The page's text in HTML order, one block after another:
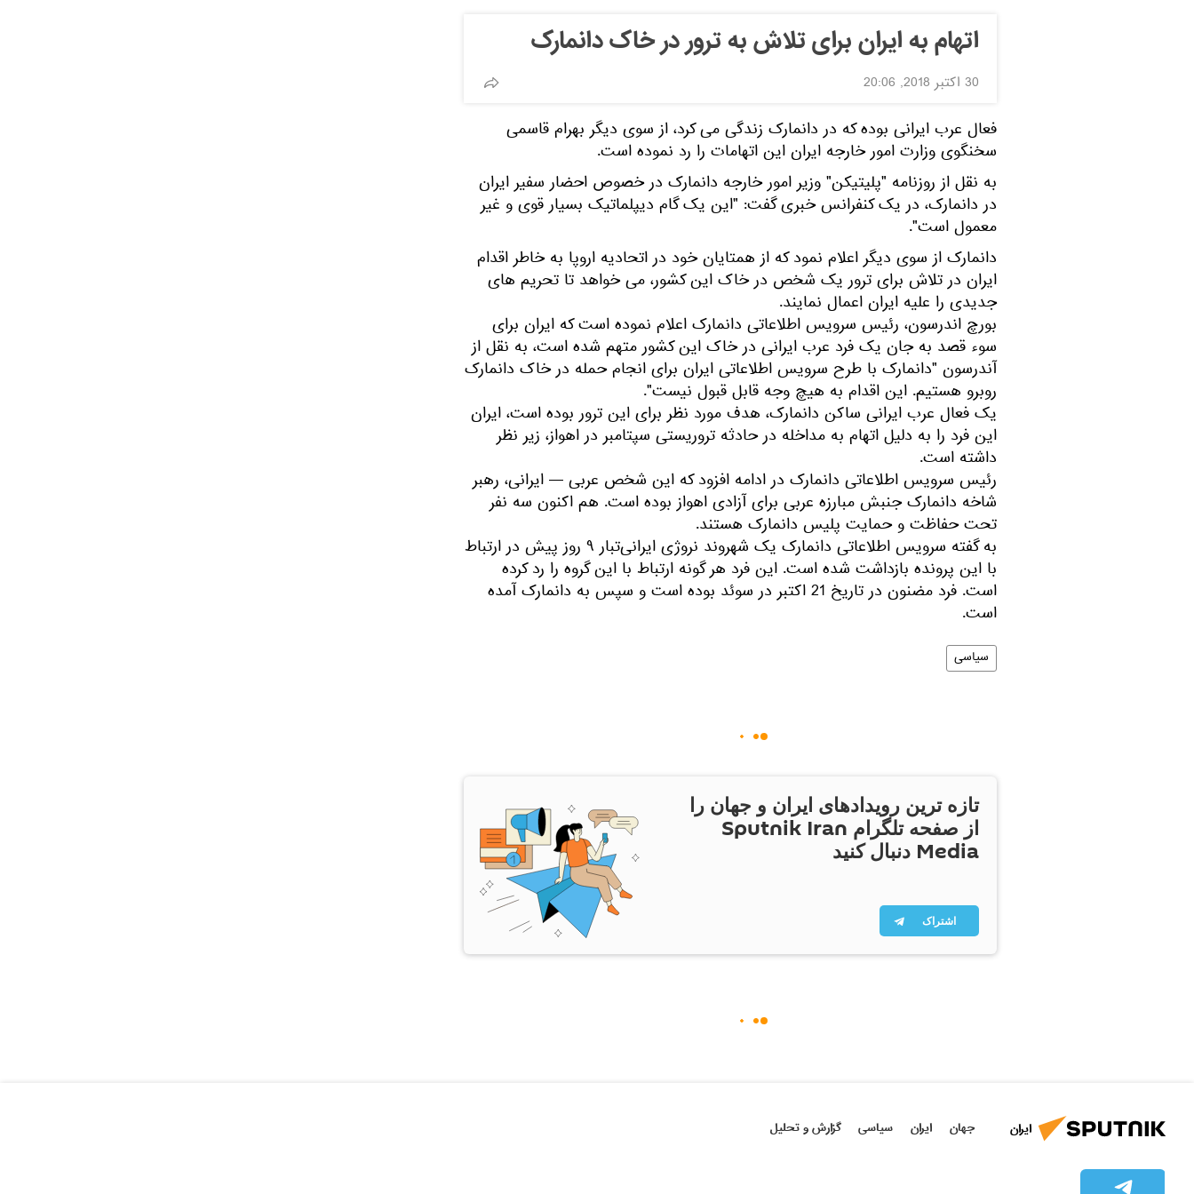
اتهام به ایران برای تلاش به ترور در خاک دانمارک
30 اکتبر 2018, 20:06
فعال عرب ایرانی بوده که در دانمارک زندگی می کرد، از سوی دیگر بهرام قاسمی
سخنگوی وزارت امور خارجه ایران این اتهامات را رد نموده است.
به نقل از روزنامه "پلیتیکن" وزیر امور خارجه دانمارک در خصوص احضار سفیر ایران
در دانمارک، در یک کنفرانس خبری گفت: "این یک گام دیپلماتیک بسیار قوی و غیر
معمول است".
دانمارک از سوی دیگر اعلام نمود که از همتایان خود در اتحادیه اروپا به خاطر اقدام
ایران در تلاش برای ترور یک شخص در خاک این کشور، می خواهد تا تحریم های
جدیدی را علیه ایران اعمال نمایند.
بورچ اندرسون، رئیس سرویس اطلاعاتی دانمارک اعلام نموده است که ایران برای
سوء قصد به جان یک فرد عرب ایرانی در خاک این کشور متهم شده است، به نقل از
آندرسون "دانمارک با طرح سرویس اطلاعاتی ایران برای انجام حمله در خاک دانمارک
روبرو هستیم. این اقدام به هیچ وجه قابل قبول نیست".
یک فعال عرب ایرانی ساکن دانمارک، هدف مورد نظر برای این ترور بوده است، ایران
این فرد را به دلیل اتهام به مداخله در حادثه تروریستی سپتامبر در اهواز، زیر نظر
داشته است.
رئیس سرویس اطلاعاتی دانمارک در ادامه افزود که این شخص عربی — ایرانی، رهبر
شاخه دانمارک جنبش مبارزه عربی برای آزادی اهواز بوده است. هم اکنون سه نفر
تحت حفاظت و حمایت پلیس دانمارک هستند.
به گفته سرویس اطلاعاتی دانمارک یک شهروند نروژی ایرانی‌تبار ۹ روز پیش در ارتباط
با این پرونده بازداشت شده است. این فرد هر گونه ارتباط با این گروه را رد کرده
است. فرد مضنون در تاریخ 21 اکتبر در سوئد بوده است و سپس به دانمارک آمده
است.
سیاسی
تازه ترین رویدادهای ایران و جهان را
از صفحه تلگرام Sputnik Iran
Media دنبال کنید
اشتراک
ایران جهان ایران سیاسی گزارش و تحلیل